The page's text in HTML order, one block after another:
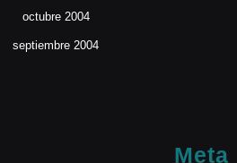
octubre 2004
septiembre 2004
Meta